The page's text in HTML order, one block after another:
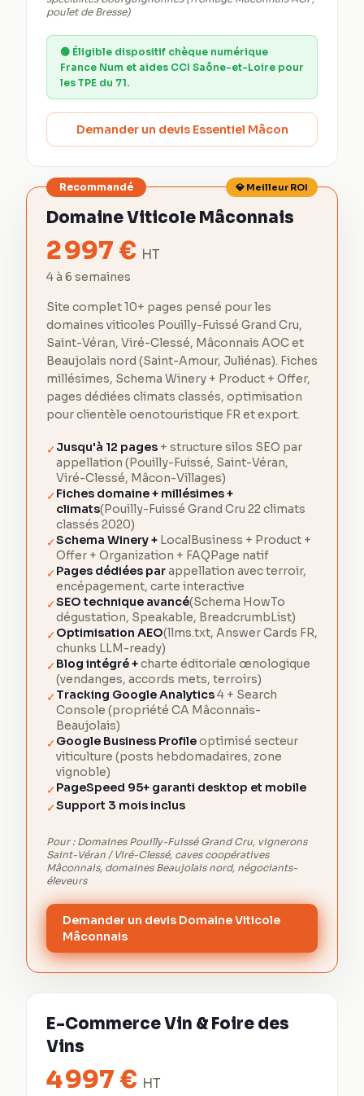
poulet de Bresse)
🟢 Éligible dispositif chèque numérique
France Num et aides CCI Saône-et-Loire pour
les TPE du 71.
Demander un devis Essentiel Mâcon
Recommandé 💎 Meilleur ROI
Domaine Viticole Mâconnais
2 997 € HT
4 à 6 semaines
Site complet 10+ pages pensé pour les
domaines viticoles Pouilly-Fuissé Grand Cru,
Saint-Véran, Viré-Clessé, Mâconnais AOC et
Beaujolais nord (Saint-Amour, Juliénas). Fiches
millésimes, Schema Winery + Product + Offer,
pages dédiées climats classés, optimisation
pour clientèle oenotouristique FR et export.
✓Jusqu'à 12 pages + structure silos SEO par
appellation (Pouilly-Fuissé, Saint-Véran,
Viré-Clessé, Mâcon-Villages)
✓Fiches domaine + millésimes +
climats(Pouilly-Fuissé Grand Cru 22 climats
classés 2020)
✓Schema Winery + LocalBusiness + Product +
Offer + Organization + FAQPage natif
✓Pages dédiées parappellation avec terroir,
encépagement, carte interactive
✓SEO technique avancé(Schema HowTo
dégustation, Speakable, BreadcrumbList)
✓Optimisation AEO(llms.txt, Answer Cards FR,
chunks LLM-ready)
✓Blog intégré +charte éditoriale œnologique
(vendanges, accords mets, terroirs)
✓Tracking Google Analytics4 + Search
Console (propriété CA Mâconnais-
Beaujolais)
✓Google Business Profileoptimisé secteur
viticulture (posts hebdomadaires, zone
vignoble)
✓PageSpeed 95+ garanti desktop et mobile
✓Support 3 mois inclus
Pour : Domaines Pouilly-Fuissé Grand Cru, vignerons
Saint-Véran / Viré-Clessé, caves coopératives
Mâconnais, domaines Beaujolais nord, négociants-
éleveurs
Demander un devis Domaine Viticole
Mâconnais
E-Commerce Vin & Foire des
Vins
4 997 € HT